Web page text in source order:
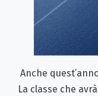
Anche
La classe che